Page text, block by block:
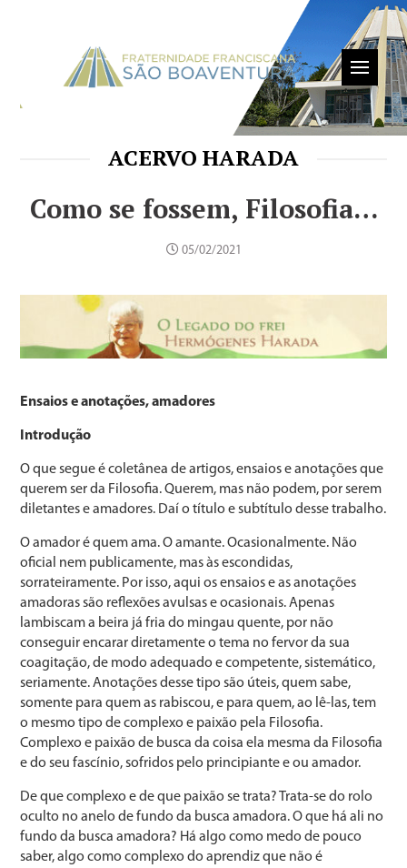
ACERVO HARADA
Como se fossem, Filosofia…
05/02/2021
Ensaios e anotações, amadores
Introdução
O que segue é coletânea de artigos, ensaios e anotações que
querem ser da Filosofia. Querem, mas não podem, por serem
diletantes e amadores. Daí o título e subtítulo desse trabalho.
O amador é quem ama. O amante. Ocasionalmente. Não
oficial nem publicamente, mas às escondidas,
sorrateiramente. Por isso, aqui os ensaios e as anotações
amadoras são reflexões avulsas e ocasionais. Apenas
lambiscam a beira já fria do mingau quente, por não
conseguir encarar diretamente o tema no fervor da sua
coagitação, de modo adequado e competente, sistemático,
seriamente. Anotações desse tipo são úteis, quem sabe,
somente para quem as rabiscou, e para quem, ao lê-las, tem
o mesmo tipo de complexo e paixão pela Filosofia.
Complexo e paixão de busca da coisa ela mesma da Filosofia
e do seu fascínio, sofridos pelo principiante e ou amador.
De que complexo e de que paixão se trata? Trata-se do rolo
oculto no anelo de fundo da busca amadora. O que há ali no
fundo da busca amadora? Há algo como medo de pouco
saber, algo como complexo do aprendiz que não é